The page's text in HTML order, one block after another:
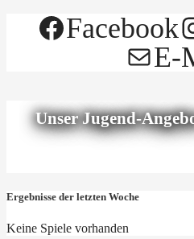
Facebook
E-
Unser Jugend-
Ergebnisse der letzten Woche
Keine Spiele vorhanden